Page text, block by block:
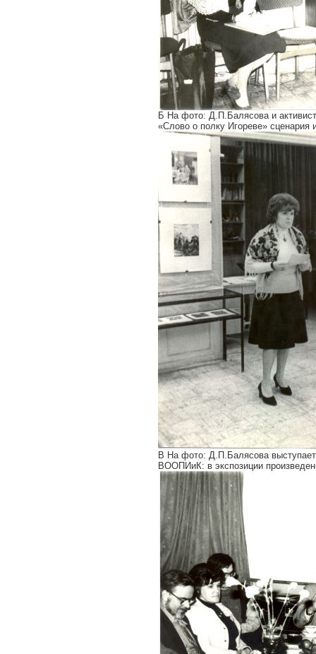
Б На фото: Д.П.Балясова и
«Слово о полку Игореве» сценария
В На фото: Д.П.Балясова выступает
ВООПИиК: в экспозиции